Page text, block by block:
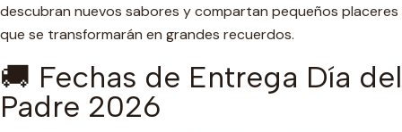
descubran nuevos sabores y compartan pequeños placeres
que se transformarán en grandes recuerdos.
🚚 Fechas de Entrega Día del
Padre 2026